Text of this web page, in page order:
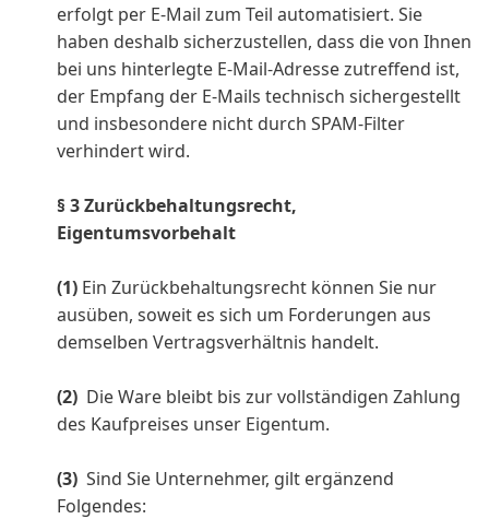
erfolgt per E-Mail zum Teil automatisiert. Sie
haben deshalb sicherzustellen, dass die von Ihnen
bei uns hinterlegte E-Mail-Adresse zutreffend ist,
der Empfang der E-Mails technisch sichergestellt
und insbesondere nicht durch SPAM-Filter
verhindert wird.
§ 3 Zurückbehaltungsrecht,
Eigentumsvorbehalt
(1) Ein Zurückbehaltungsrecht können Sie nur
ausüben, soweit es sich um Forderungen aus
demselben Vertragsverhältnis handelt.
(2) Die Ware bleibt bis zur vollständigen Zahlung
des Kaufpreises unser Eigentum.
(3) Sind Sie Unternehmer, gilt ergänzend
Folgendes: